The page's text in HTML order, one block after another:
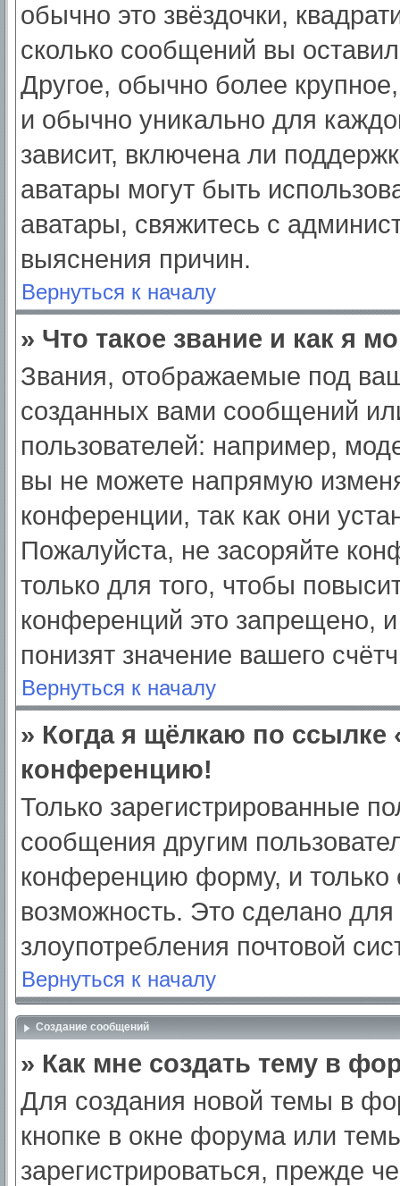
обычно это звёздочки,
сколько сообщений вы
Другое, обычно более
и обычно уникально для
зависит, включена ли
аватары могут быть
аватары, свяжитесь с
выяснения причин.
Вернуться к началу
» Что такое звание и как я
Звания, отображаемые под
созданных вами сообщений
пользователей: например,
вы не можете напрямую
конференции, так как они
Пожалуйста, не засоряйте
только для того, чтобы
конференций это запрещено,
понизят значение вашего
Вернуться к началу
» Когда я щёлкаю по ссылке
конференцию!
Только зарегистрированные
сообщения другим
конференцию форму, и только
возможность. Это сделано для
злоупотребления почтовой
Вернуться к началу
Создание сообщений
» Как мне создать тему в
Для создания новой темы в
кнопке в окне форума или
зарегистрироваться, прежде